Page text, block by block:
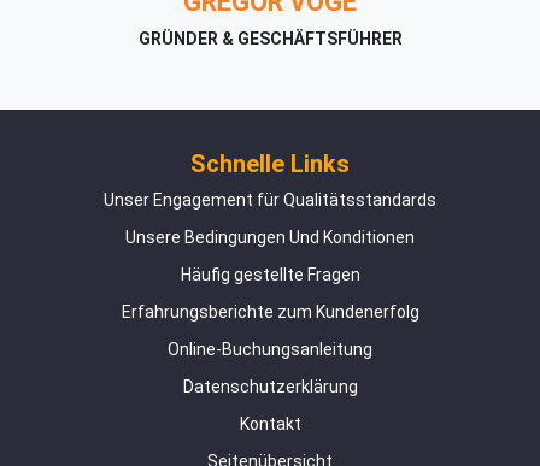
GRÜNDER & GESCHÄFTSFÜHRER
Schnelle Links
Unser Engagement für Qualitätsstandards
Unsere Bedingungen Und Konditionen
Häufig gestellte Fragen
Erfahrungsberichte zum Kundenerfolg
Online-Buchungsanleitung
Datenschutzerklärung
Kontakt
Seitenübersicht